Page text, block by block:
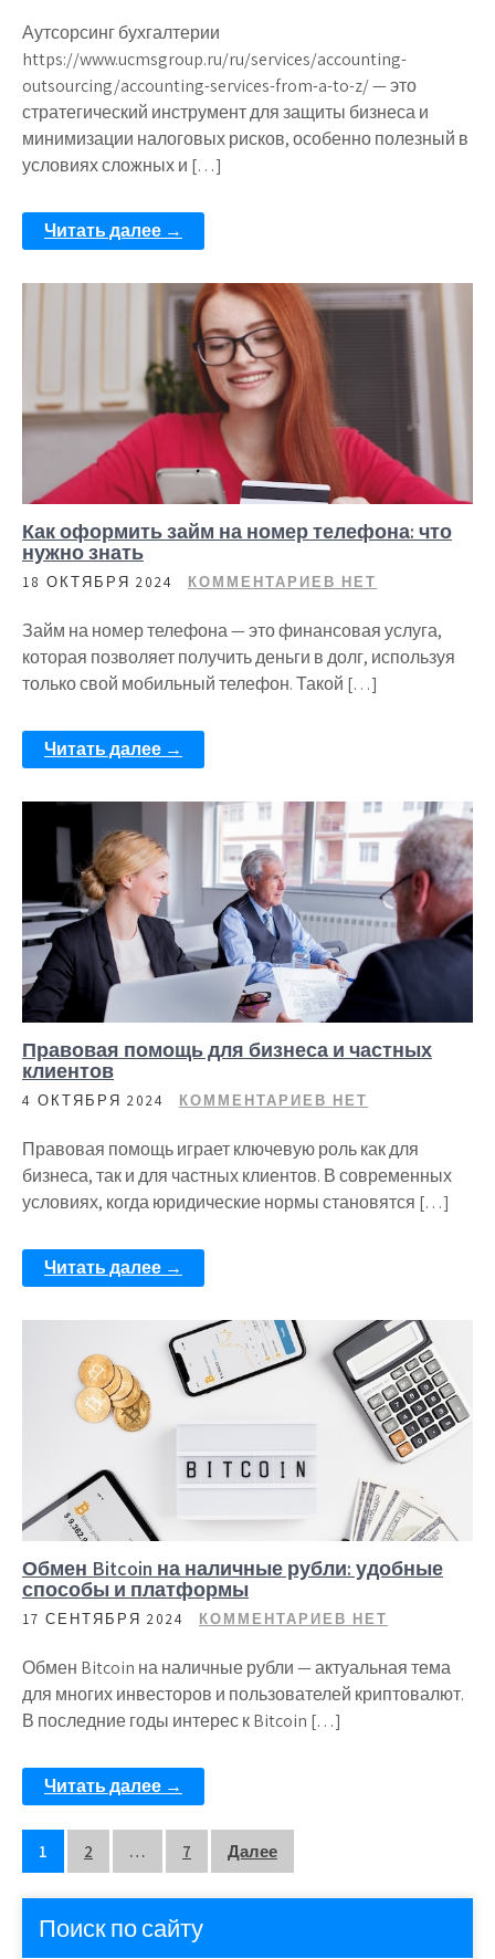
Аутсорсинг бухгалтерии
https://www.ucmsgroup.ru/ru/services/accounting-
outsourcing/accounting-services-from-a-to-z/ — это
стратегический инструмент для защиты бизнеса и
минимизации налоговых рисков, особенно полезный в
условиях сложных и […]
Читать далее →
Как оформить займ на номер телефона: что
нужно знать
18 ОКТЯБРЯ 2024 КОММЕНТАРИЕВ НЕТ
Займ на номер телефона — это финансовая услуга,
которая позволяет получить деньги в долг, используя
только свой мобильный телефон. Такой […]
Читать далее →
Правовая помощь для бизнеса и частных
клиентов
4 ОКТЯБРЯ 2024 КОММЕНТАРИЕВ НЕТ
Правовая помощь играет ключевую роль как для
бизнеса, так и для частных клиентов. В современных
условиях, когда юридические нормы становятся […]
Читать далее →
Обмен Bitcoin на наличные рубли: удобные
способы и платформы
17 СЕНТЯБРЯ 2024 КОММЕНТАРИЕВ НЕТ
Обмен Bitcoin на наличные рубли — актуальная тема
для многих инвесторов и пользователей криптовалют.
В последние годы интерес к Bitcoin […]
Читать далее →
Пагинация
записей
1 2 … 7 Далее
Поиск по сайту